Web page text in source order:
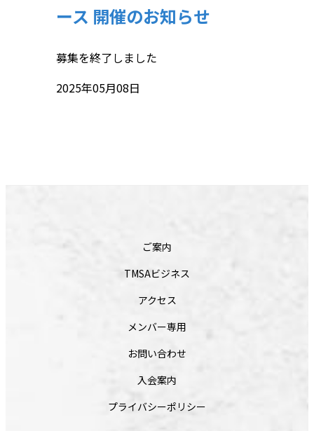
ース 開催のお知らせ
募集を終了しました
2025年05月08日
ご案内
TMSAビジネス
アクセス
メンバー専用
お問い合わせ
入会案内
プライバシーポリシー